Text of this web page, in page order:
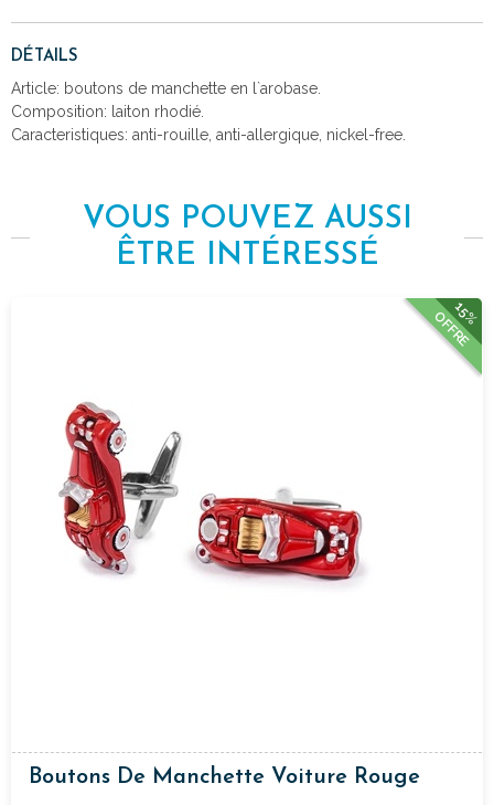
DÉTAILS
Article: boutons de manchette en l`arobase.
Composition: laiton rhodié.
Caracteristiques: anti-rouille, anti-allergique, nickel-free.
VOUS POUVEZ AUSSI
ÊTRE INTÉRESSÉ
15%
OFFRE
Boutons De Manchette Voiture Rouge